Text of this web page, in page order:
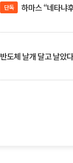
단독 하마스 “네타냐
반도체 날개 달고 날았